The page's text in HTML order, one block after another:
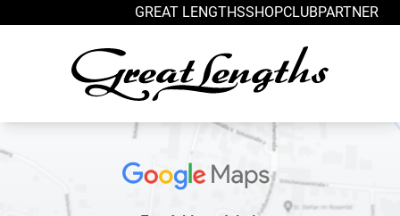
GREAT LENGTHSSHOPCLUBPARTNER